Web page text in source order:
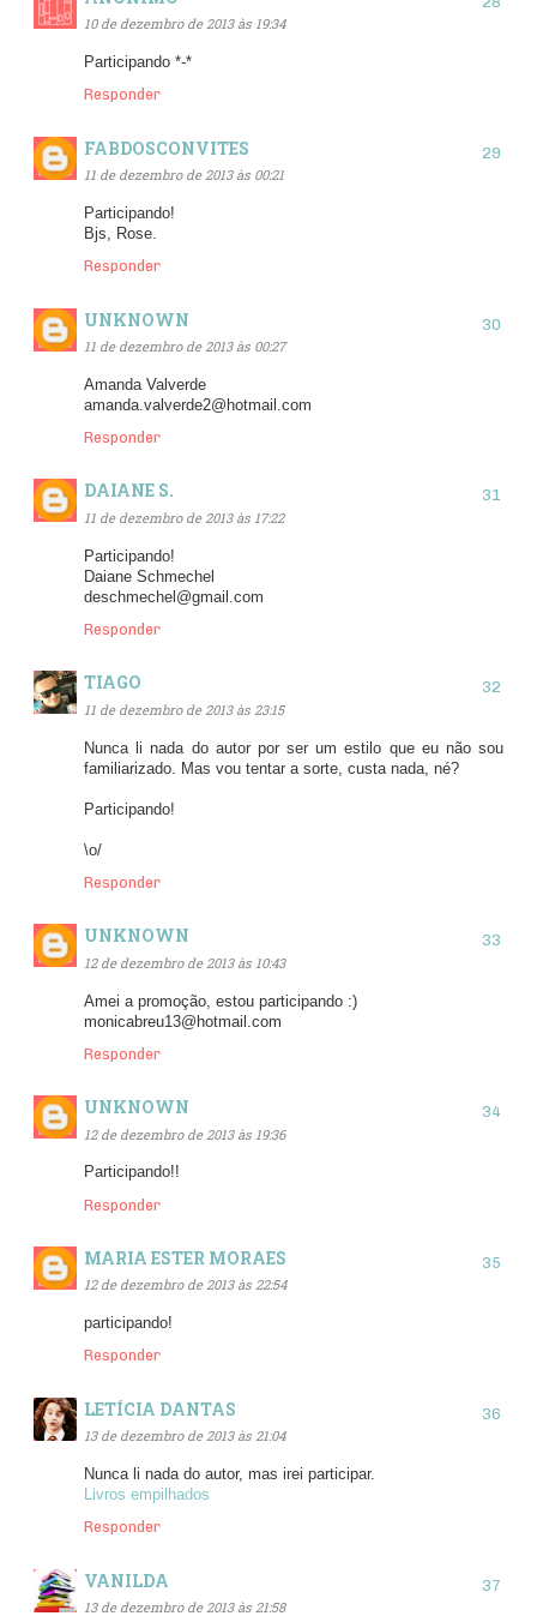
10 de dezembro de 2013 às 19:34
Participando *-*
Responder
FABDOSCONVITES
11 de dezembro de 2013 às 00:21
Participando!
Bjs, Rose.
Responder
UNKNOWN
11 de dezembro de 2013 às 00:27
Amanda Valverde
amanda.valverde2@hotmail.com
Responder
DAIANE S.
11 de dezembro de 2013 às 17:22
Participando!
Daiane Schmechel
deschmechel@gmail.com
Responder
TIAGO
11 de dezembro de 2013 às 23:15
Nunca li nada do autor por ser um estilo que eu não sou
familiarizado. Mas vou tentar a sorte, custa nada, né?
Participando!
\o/
Responder
UNKNOWN
12 de dezembro de 2013 às 10:43
Amei a promoção, estou participando :)
monicabreu13@hotmail.com
Responder
UNKNOWN
12 de dezembro de 2013 às 19:36
Participando!!
Responder
MARIA ESTER MORAES
12 de dezembro de 2013 às 22:54
participando!
Responder
LETÍCIA DANTAS
13 de dezembro de 2013 às 21:04
Nunca li nada do autor, mas irei participar.
Livros empilhados
Responder
VANILDA
13 de dezembro de 2013 às 21:58